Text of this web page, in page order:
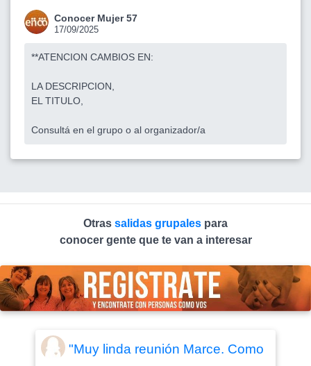
Conocer Mujer 57
17/09/2025
**ATENCION CAMBIOS EN:
LA DESCRIPCION,
EL TITULO,
Consultá en el grupo o al organizador/a
Otras salidas grupales para
conocer gente que te van a interesar
"Muy linda reunión Marce. Como